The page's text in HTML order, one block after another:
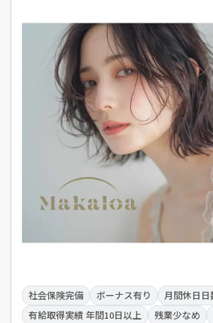
社会保険完備 ボーナス有り
月間休日
有給取得実績 年間10日以上
残業少なめ